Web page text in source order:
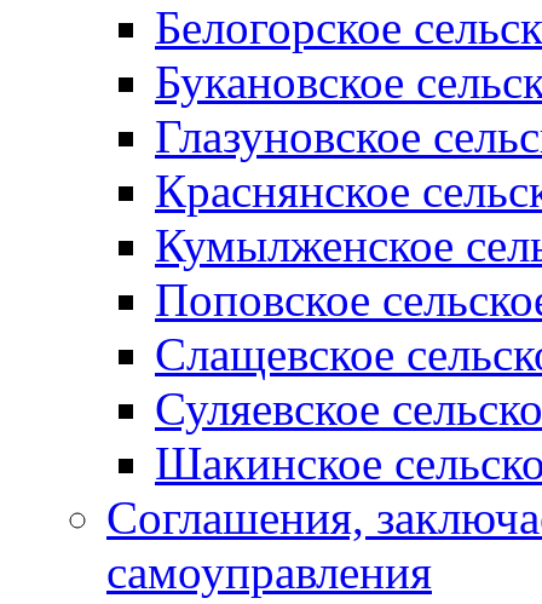
Белогорское
Букановское
Глазуновское
Краснянское
Кумылженское
Поповское
Слащевское
Суляевское
Шакинское
Соглашения,
самоуправления